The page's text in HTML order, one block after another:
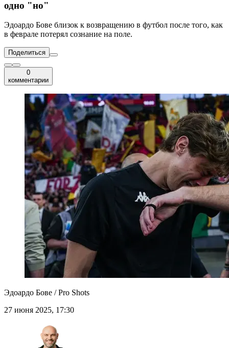
одно "но"
Эдоардо Бове близок к возвращению в футбол после того, как
в феврале потерял сознание на поле.
Поделиться
0
комментарии
Эдоардо Бове / Pro Shots
27 июня 2025, 17:30